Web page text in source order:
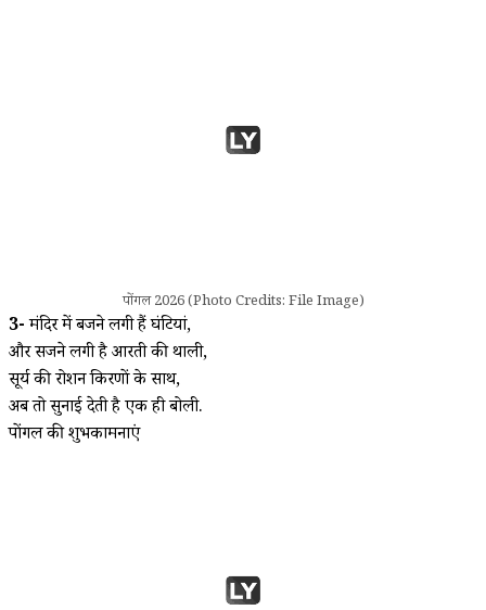
पोंगल 2026 (Photo Credits: File Image)
3-मंदिर में बजने लगी हैं घंटियां,
और सजने लगी है आरती की थाली,
सूर्य की रोशन किरणों के साथ,
अब तो सुनाई देती है एक ही बोली.
पोंगल की शुभकामनाएं